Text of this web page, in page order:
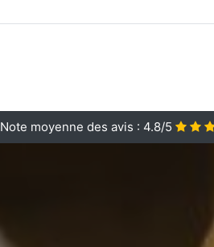
Note moyenne des avis : 4.8/5